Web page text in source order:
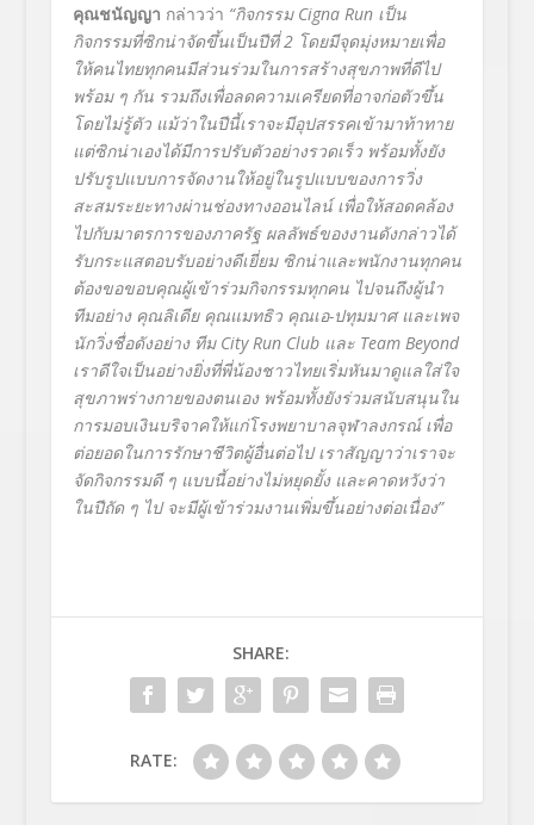
คุณชนัญญา กล่าวว่า “กิจกรรม Cigna Run เป็น
กิจกรรมที่ซิกน่าจัดขึ้นเป็นปีที่ 2 โดยมีจุดมุ่งหมายเพื่อ
ให้คนไทยทุกคนมีส่วนร่วมในการสร้างสุขภาพที่ดีไป
พร้อม ๆ กัน รวมถึงเพื่อลดความเครียดที่อาจก่อตัวขึ้น
โดยไม่รู้ตัว แม้ว่าในปีนี้เราจะมีอุปสรรคเข้ามาท้าทาย
แต่ซิกน่าเองได้มีการปรับตัวอย่างรวดเร็ว พร้อมทั้งยัง
ปรับรูปแบบการจัดงานให้อยู่ในรูปแบบของการวิ่ง
สะสมระยะทางผ่านช่องทางออนไลน์ เพื่อให้สอดคล้อง
ไปกับมาตรการของภาครัฐ ผลลัพธ์ของงานดังกล่าวได้
รับกระแสตอบรับอย่างดีเยี่ยม ซิกน่าและพนักงานทุกคน
ต้องขอขอบคุณผู้เข้าร่วมกิจกรรมทุกคน ไปจนถึงผู้นำ
ทีมอย่าง คุณลิเดีย คุณแมทธิว คุณเอ-ปทุมมาศ และเพจ
นักวิ่งชื่อดังอย่าง ทีม City Run Club และ Team Beyond
เราดีใจเป็นอย่างยิ่งที่พี่น้องชาวไทยเริ่มหันมาดูแลใส่ใจ
สุขภาพร่างกายของตนเอง พร้อมทั้งยังร่วมสนับสนุนใน
การมอบเงินบริจาคให้แก่โรงพยาบาลจุฬาลงกรณ์ เพื่อ
ต่อยอดในการรักษาชีวิตผู้อื่นต่อไป เราสัญญาว่าเราจะ
จัดกิจกรรมดี ๆ แบบนี้อย่างไม่หยุดยั้ง และคาดหวังว่า
ในปีถัด ๆ ไป จะมีผู้เข้าร่วมงานเพิ่มขึ้นอย่างต่อเนื่อง”
SHARE:
RATE: